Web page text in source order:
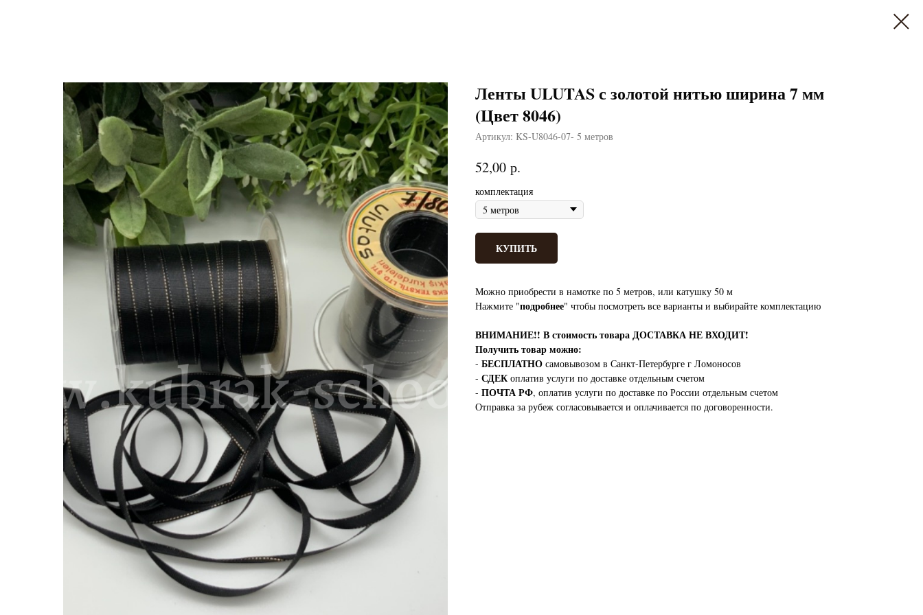
Ленты ULUTAS с золотой нитью ширина 7 мм
(Цвет 8046)
Артикул: KS-U8046-07- 5 метров
52,00 р.
комплектация
КУПИТЬ
Можно приобрести в намотке по 5 метров, или катушку 50 м
Нажмите "подробнее" чтобы посмотреть все варианты и выбирайте комплектацию
ВНИМАНИЕ!! В стоимость товара ДОСТАВКА НЕ ВХОДИТ!
Получить товар можно:
- БЕСПЛАТНО самовывозом в Санкт-Петербурге г Ломоносов
- СДЕК оплатив услуги по доставке отдельным счетом
- ПОЧТА РФ, оплатив услуги по доставке по России отдельным счетом
Отправка за рубеж согласовывается и оплачивается по договоренности.